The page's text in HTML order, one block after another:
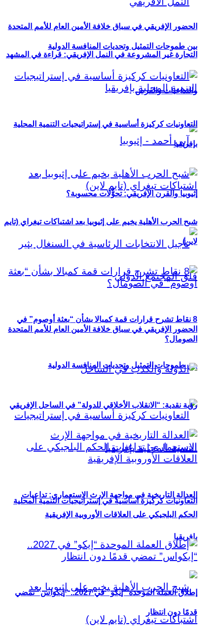
التجارة غير المشروعة في النمل الإفريقي: قراءة في المشهد
والتداعيات والفرص
إثيوبيا والقرن الإفريقي: تحوُّلات محسوبة؟
الحضور الإفريقي في سباق خلافة الأمين العام للأمم المتحدة
بين طموحات التمثيل وتحديات المنافسة الدولية
التعاونيات كركيزة أساسية في إستراتيجيات التنمية المحلية
بإفريقيا
الحضور الإفريقي في سباق خلافة الأمين العام للأمم المتحدة
بين طموحات التمثيل وتحديات المنافسة الدولية
التعاونيات كركيزة أساسية في إستراتيجيات التنمية المحلية
بإفريقيا
شبح الحرب الأهلية يخيم على إثيوبيا بعد اشتباكات تيغراي (تايم
لاين)
8 نقاط تشرح قرارات قمة كمبالا بشأن “بعثة أوصوم” في
الصومال؟
رؤية نقدية: “الانقلاب الأخلاقي للدولة” في الساحل الإفريقي
العدالة التاريخية في مواجهة الإرث الاستعماري: تداعيات
الحكم البلجيكي على العلاقات الأوروبية الإفريقية
إطلاق العملة الموحدة “إيكو” في 2027.. “إيكواس” تمضي
قدمًا دون انتظار